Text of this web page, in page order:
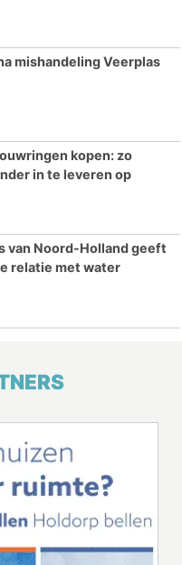
mishandeling Veerplas
kopen: zo
in te leveren op
van Noord-Holland geeft
relatie met water